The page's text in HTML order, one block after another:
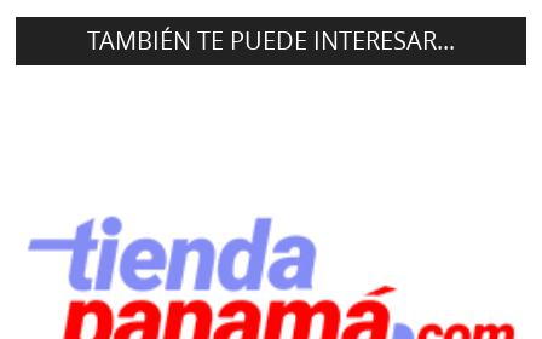
TAMBIÉN TE PUEDE INTERESAR...